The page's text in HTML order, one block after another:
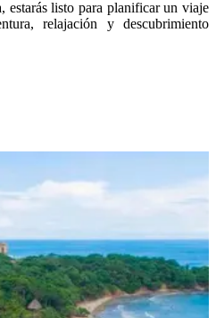
estarás listo para planificar un viaje
relajación y descubrimiento